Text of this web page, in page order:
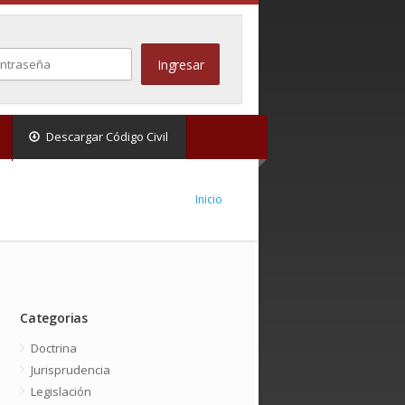
Descargar Código Civil
Inicio
Categorias
Doctrina
Jurisprudencia
Legislación